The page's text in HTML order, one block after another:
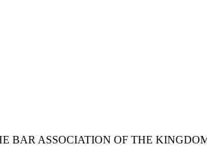
BAR ASSOCIATION OF THE